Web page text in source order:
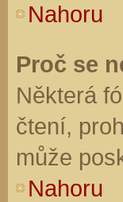
Nahoru
Proč se
Některá
čtení,
může
Nahoru